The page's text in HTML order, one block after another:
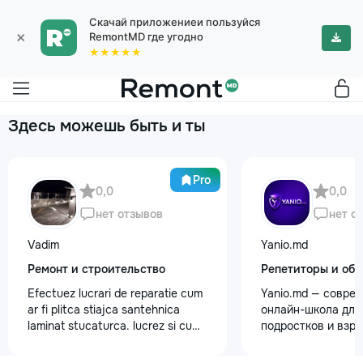
×
Скачай приложениеи пользуйся
RemontMD где угодно
★★★★★
Здесь можешь быть и ты
Pro
0,0
нет отзывов
Vadim
Ремонт и строительство
Efectuez lucrari de reparatie cum
ar fi plitca stiajca santehnica
laminat stucaturca. lucrez si cu
0,0
нет
Yanio.md
Репетиторы и
Yanio.md —
онлайн-школа для
подростков и